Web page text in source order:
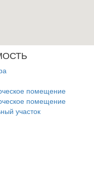
помещение
помещение
участок